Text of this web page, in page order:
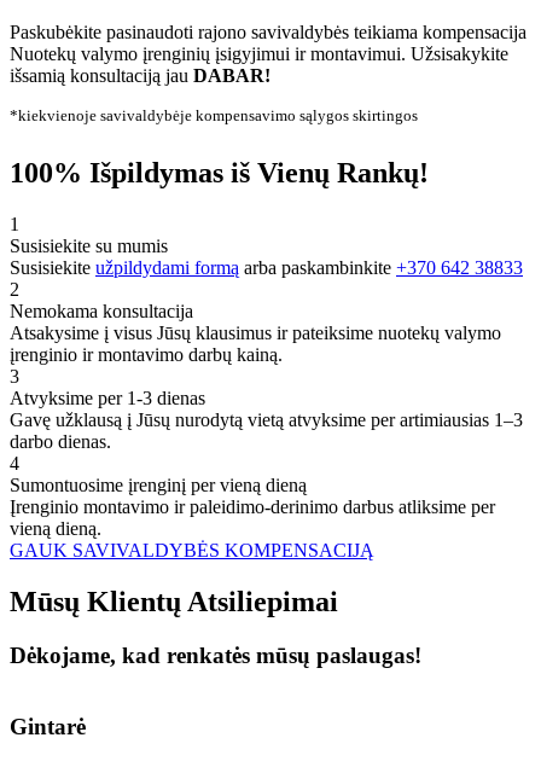
Paskubėkite pasinaudoti rajono savivaldybės teikiama kompensacija
Nuotekų valymo įrenginių įsigyjimui ir montavimui. Užsisakykite
išsamią konsultaciją jau DABAR!
*kiekvienoje savivaldybėje kompensavimo sąlygos skirtingos
100% Išpildymas iš Vienų Rankų!
1
Susisiekite su mumis
Susisiekite užpildydami formą arba paskambinkite +370 642 38833
2
Nemokama konsultacija
Atsakysime į visus Jūsų klausimus ir pateiksime nuotekų valymo
įrenginio ir montavimo darbų kainą.
3
Atvyksime per 1-3 dienas
Gavę užklausą į Jūsų nurodytą vietą atvyksime per artimiausias 1–3
darbo dienas.
4
Sumontuosime įrenginį per vieną dieną
Įrenginio montavimo ir paleidimo-derinimo darbus atliksime per
vieną dieną.
GAUK SAVIVALDYBĖS KOMPENSACIJĄ
Mūsų Klientų Atsiliepimai
Dėkojame, kad renkatės mūsų paslaugas!
Gintarė